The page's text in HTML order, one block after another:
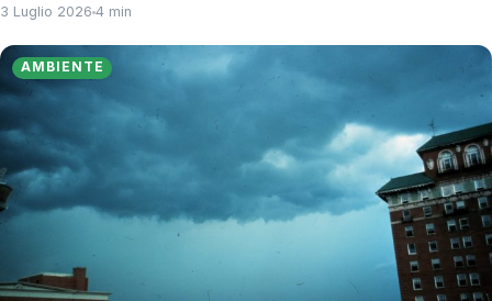
3 Luglio 2026 4 min
AMBIENTE